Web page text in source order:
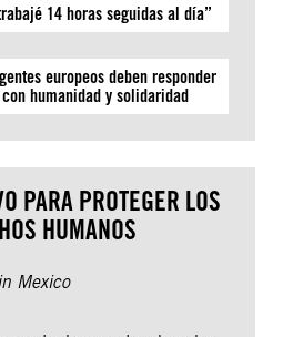
14 horas seguidas al día”
europeos deben responder
humanidad y solidaridad
PARA PROTEGER LOS
HUMANOS